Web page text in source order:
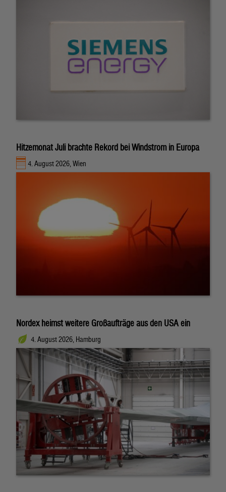
Hitzemonat Juli brachte Rekord bei Windstrom in Europa
4. August 2026, Wien
Nordex heimst weitere Großaufträge aus den USA ein
4. August 2026, Hamburg